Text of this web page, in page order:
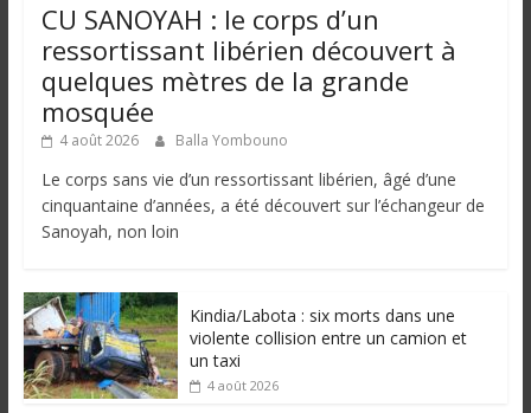
CU SANOYAH : le corps d’un
ressortissant libérien découvert à
quelques mètres de la grande
mosquée
4 août 2026 Balla Yombouno
Le corps sans vie d’un ressortissant libérien, âgé d’une
cinquantaine d’années, a été découvert sur l’échangeur de
Sanoyah, non loin
Kindia/Labota : six morts dans une
violente collision entre un camion et
un taxi
4 août 2026